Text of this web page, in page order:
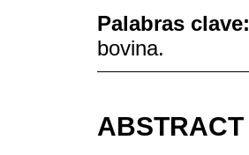
Palabras clave:
bovina.
ABSTRACT